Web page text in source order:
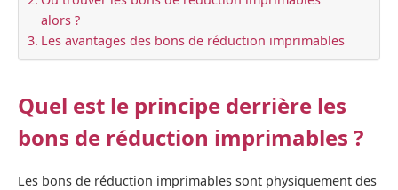
alors ?
Les avantages des bons de réduction imprimables
Quel est le principe derrière les
bons de réduction imprimables ?
Les bons de réduction imprimables sont physiquement des